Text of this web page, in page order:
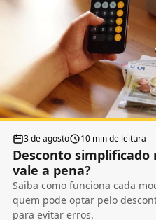
3 de agosto 10 min de leitura
Desconto simplificado
vale a pena?
Saiba como funciona cada
quem pode optar pelo
para evitar erros.